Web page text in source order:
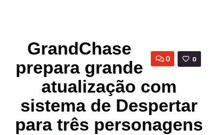
0
0
GrandChase
prepara grande
atualização com
sistema de Despertar
para três personagens